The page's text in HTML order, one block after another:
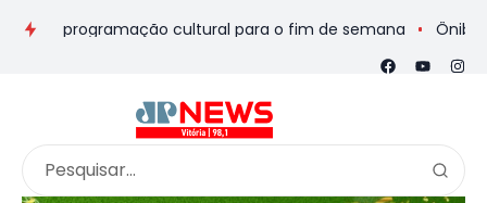
e programação cultural para o fim de semana Ônibus